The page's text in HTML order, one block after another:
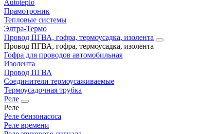
Autoteplo
Прамотроник
Тепловые системы
Элтра-Термо
Провод ПГВА, гофра, термоусадка, изолента
Провод ПГВА, гофра, термоусадка, изолента
Гофра для проводов автомобильная
Изолента
Провод ПГВА
Соединители термоусаживаемые
Термоусадочная трубка
Реле
Реле
Реле бензонасоса
Реле времени